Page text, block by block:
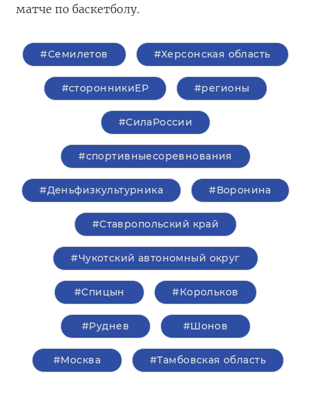
матче по баскетболу.
#Семилетов #Херсонская область
#сторонникиЕР #регионы
#СилаРоссии
#спортивныесоревнования
#Деньфизкультурника #Воронина
#Ставропольский край
#Чукотский автономный округ
#Спицын #Корольков
#Руднев #Шонов
#Москва #Тамбовская область